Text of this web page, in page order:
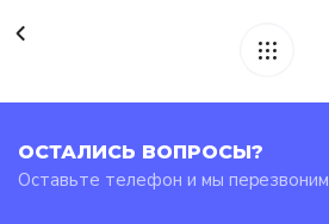
ОСТАЛИСЬ ВОПРОСЫ?
Оставьте телефон и мы перезвоним